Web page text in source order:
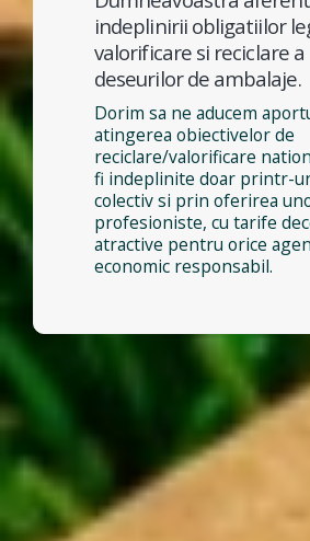
indeplinirii obligatiilor
valorificare si reciclare a
deseurilor de ambalaje.
Dorim sa ne aducem
atingerea obiectivelor de
reciclare/valorificare
fi indeplinite doar printr-
colectiv si prin oferirea
profesioniste, cu tarife
atractive pentru orice
economic responsabil.